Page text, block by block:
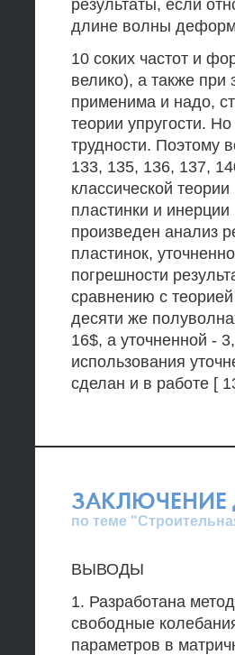
результаты, если
длине волны
10 соких частот и
велико), а также при
применима и надо,
теории упругости.
трудности. Поэтому
133, 135, 136, 137,
классической
пластинки и
произведен анализ
пластинок,
погрешности
сравнению с
десяти же
16$, а уточненной -
использования
сделан и в работе [
ЗАКЛЮЧЕНИЕ
по теме
ВЫВОДЫ
1. Разработана
свободные
параметров в